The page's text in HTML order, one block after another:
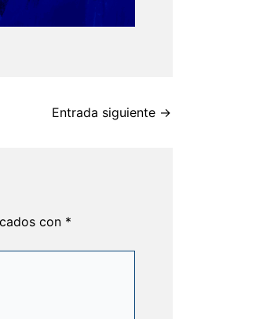
Entrada siguiente →
con *